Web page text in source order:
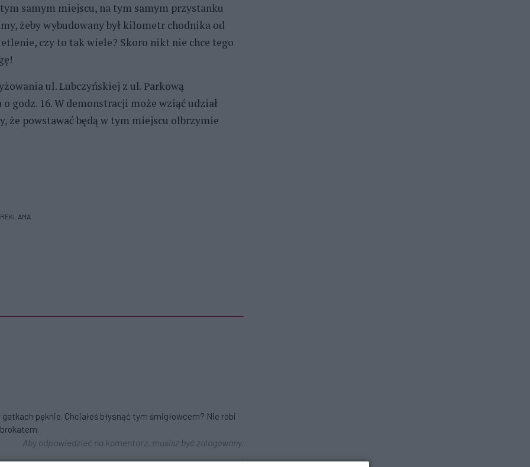
samym miejscu, na tym samym przystanku
żeby wybudowany był kilometr chodnika od
czy to tak wiele? Skoro nikt nie chce tego
ul. Lubczyńskiej z ul. Parkową
godz. 16. W demonstracji może wziąć udział
że powstawać będą w tym miejscu olbrzymie
REKLAMA
pęknie. Chciałeś błysnąć tym śmigłowcem? Nie robi
Aby odpowiedzieć na komentarz, musisz być zalogowany.